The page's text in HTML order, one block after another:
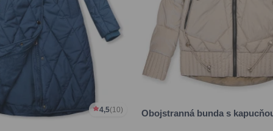
4,5(10) Obojstranná bunda s